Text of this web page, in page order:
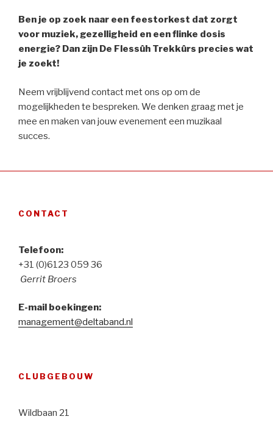
Ben je op zoek naar een feestorkest dat zorgt
voor muziek, gezelligheid en een flinke dosis
energie? Dan zijn De Flessûh Trekkûrs precies wat
je zoekt!
Neem vrijblijvend contact met ons op om de
mogelijkheden te bespreken. We denken graag met je
mee en maken van jouw evenement een muzikaal
succes.
CONTACT
Telefoon:
+31 (0)6123 059 36
Gerrit Broers
E-mail boekingen:
management@deltaband.nl
CLUBGEBOUW
Wildbaan 21